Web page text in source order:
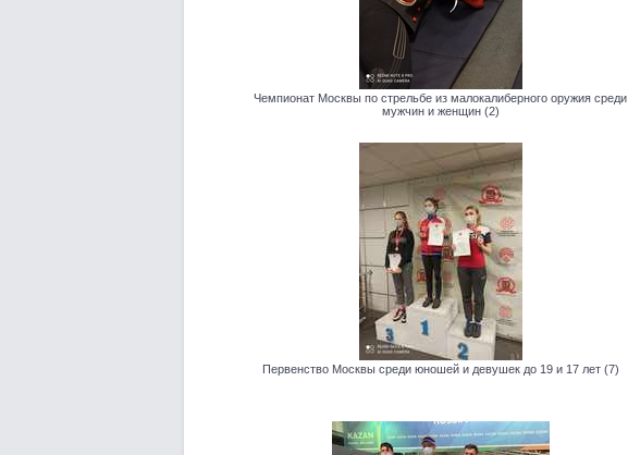
Чемпионат Москвы по стрельбе из малокалиберного оружия среди
мужчин и женщин (2)
Первенство Москвы среди юношей и девушек до 19 и 17 лет (7)